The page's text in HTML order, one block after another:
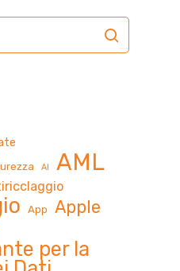
AI AML
App Apple
per la